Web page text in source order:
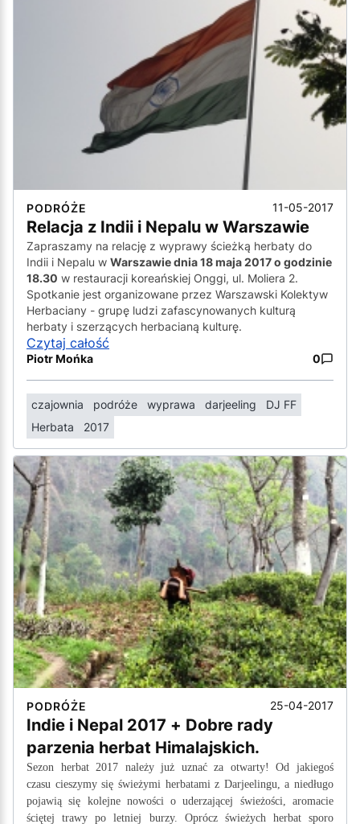
PODRÓŻE 11-05-2017
Relacja z Indii i Nepalu w Warszawie
Zapraszamy na relację z wyprawy ścieżką herbaty do
Indii i Nepalu w Warszawie dnia 18 maja 2017 o godzinie
18.30 w restauracji koreańskiej Onggi, ul. Moliera 2.
Spotkanie jest organizowane przez Warszawski Kolektyw
Herbaciany - grupę ludzi zafascynowanych kulturą
herbaty i szerzących herbacianą kulturę.
Czytaj całość
Piotr Mońka 0
czajownia podróże wyprawa darjeeling
DJ FF
Herbata
2017
PODRÓŻE 25-04-2017
Indie i Nepal 2017 + Dobre rady
parzenia herbat Himalajskich.
Sezon herbat 2017 należy już uznać za otwarty! Od jakiegoś
czasu cieszymy się świeżymi herbatami z Darjeelingu, a niedługo
pojawią się kolejne nowości o uderzającej świeżości, aromacie
ściętej trawy po letniej burzy. Oprócz świeżych herbat sporo